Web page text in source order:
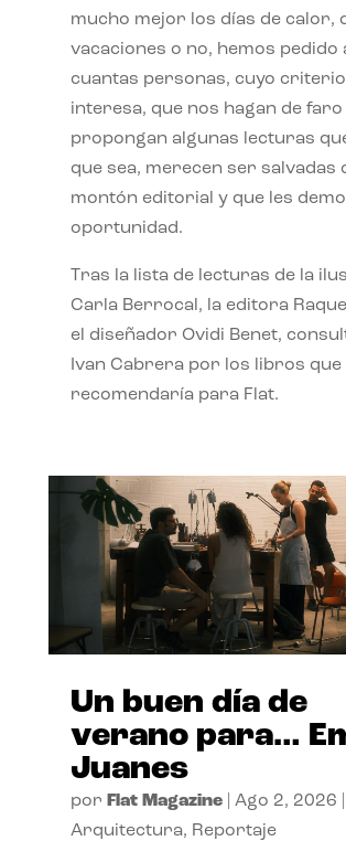
mucho mejor los días de calor,
vacaciones o no, hemos pedido
cuantas personas, cuyo
interesa, que nos hagan de faro
propongan algunas lecturas
que sea, merecen ser salvadas
montón editorial y que les
oportunidad.
Tras la lista de lecturas de la
Carla Berrocal, la editora
el diseñador Ovidi Benet,
Ivan Cabrera por los libros que
recomendaría para Flat.
Un buen día de
verano para…
Juanes
por Flat Magazine| Ago 2, 2026
Arquitectura, Reportaje